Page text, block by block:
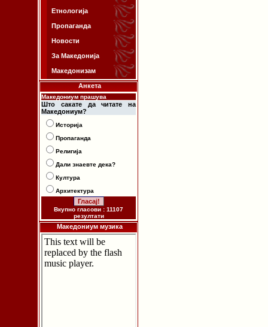
Етнологија
Пропаганда
Новости
За Македонија
Македонизам
Анкета
Македониум прашува
Што сакате да читате на
Македониум?
Историја
Пропаганда
Религија
Дали знаевте дека?
Култура
Архитектура
Вкупно гласови : 11107
резултати
Македониум музика